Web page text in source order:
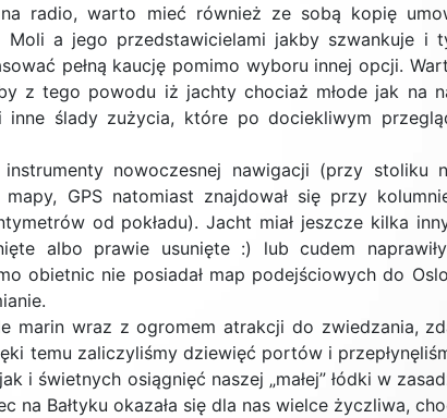
radio, warto mieć również ze sobą kopię
Moli a jego przedstawicielami jakby szwankuje i
pełną kaucję pomimo wyboru innej opcji.
z tego powodu iż jachty chociaż młode jak na
ślady zużycia, które po dociekliwym
nowoczesnej nawigacji (przy stoliku
GPS natomiast znajdował się przy
od pokładu). Jacht miał jeszcze kilka
albo prawie usunięte :) lub cudem
obietnic nie posiadał map podejściowych do
marin wraz z ogromem atrakcji do zwiedzania,
temu zaliczyliśmy dziewięć portów i
i świetnych osiągnięć naszej „małej” łódki w
Bałtyku okazała się dla nas wielce życzliwa,